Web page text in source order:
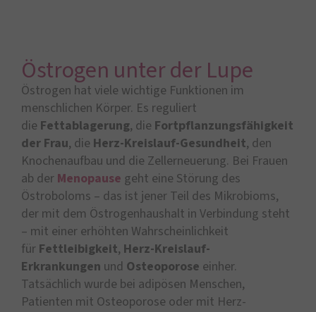
Östrogen unter der Lupe
Östrogen hat viele wichtige Funktionen im
menschlichen Körper. Es reguliert
die Fettablagerung, die Fortpflanzungsfähigkeit
der Frau, die Herz-Kreislauf-Gesundheit, den
Knochenaufbau und die Zellerneuerung. Bei Frauen
ab der Menopause geht eine Störung des
Östroboloms – das ist jener Teil des Mikrobioms,
der mit dem Östrogenhaushalt in Verbindung steht
– mit einer erhöhten Wahrscheinlichkeit
für Fettleibigkeit, Herz-Kreislauf-
Erkrankungen und Osteoporose einher.
Tatsächlich wurde bei adipösen Menschen,
Patienten mit Osteoporose oder mit Herz-